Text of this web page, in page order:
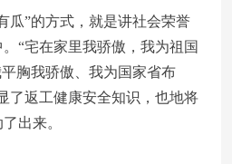
瓜”的方式，就是讲社会荣誉
“宅在家里我骄傲，我为祖国
胸我骄傲、我为国家省布
了返工健康安全知识，也地将
出来。